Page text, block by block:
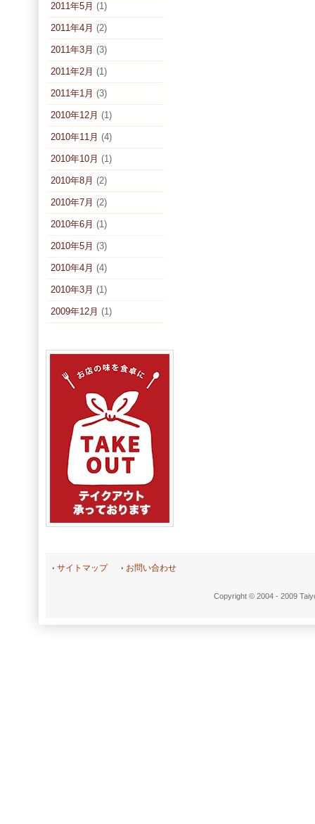
2011年5月 (1)
2011年4月 (2)
2011年3月 (3)
2011年2月 (1)
2011年1月 (3)
2010年12月 (1)
2010年11月 (4)
2010年10月 (1)
2010年8月 (2)
2010年7月 (2)
2010年6月 (1)
2010年5月 (3)
2010年4月 (4)
2010年3月 (1)
2009年12月 (1)
サイトマップ お問い合わせ
Copyright © 2004 - 2009